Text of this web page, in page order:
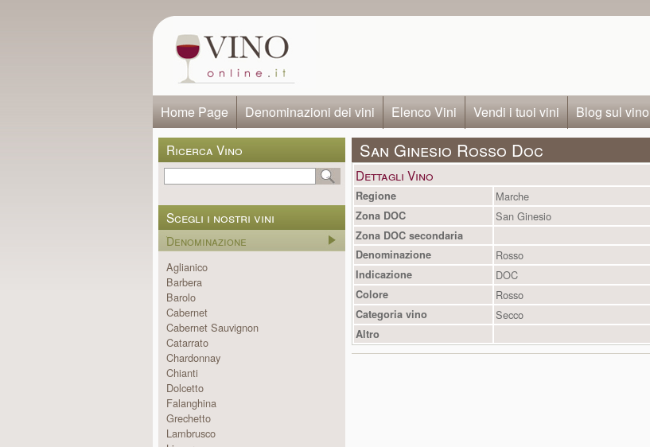
Home Page Denominazioni dei vini Elenco Vini Vendi i tuoi vini Blog sul vino
Ricerca Vino
Scegli i nostri vini
Denominazione
Aglianico
Barbera
Barolo
Cabernet
Cabernet Sauvignon
Catarrato
Chardonnay
Chianti
Dolcetto
Falanghina
Grechetto
Lambrusco
San Ginesio Rosso Doc
Dettagli Vino
Regione Marche
Zona DOC San Ginesio
Zona DOC secondaria
Denominazione
Rosso
Indicazione DOC
Colore Rosso
Categoria vino Secco
Altro